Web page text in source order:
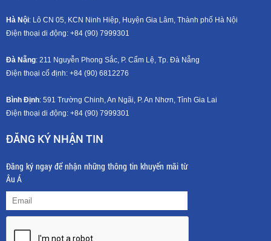
Hà Nội: Lô CN 05, KCN Ninh Hiệp, Huyện Gia Lâm, Thành phố Hà Nội
Điện thoại di động: +84 (90) 7999301
Đà Nẵng: 211 Nguyễn Phong Sắc, P. Cẩm Lệ, Tp. Đà Nẵng
Điện thoại cố định: +84 (90) 6812276
Bình Định: 591 Trường Chinh, An Ngãi, P. An Nhơn, Tỉnh Gia Lai
Điện thoại di động: +84 (90) 7999301
ĐĂNG KÝ NHẬN TIN
Đăng ký ngay để nhận những thông tin khuyến mãi từ
Âu Á